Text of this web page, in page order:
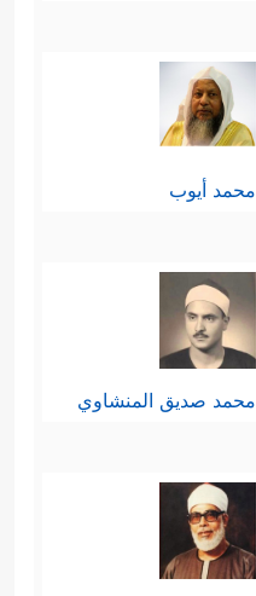
محمد أيوب
محمد صديق المنشاوي